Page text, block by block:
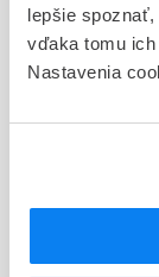
lepšie
vďaka tomu
Nastavenia
Stav
R - Aktuálna
Sandoz